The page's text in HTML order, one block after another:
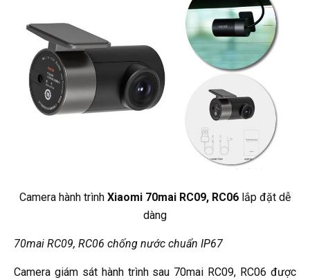
Camera hành trình Xiaomi 70mai RC09, RC06 lắp đặt dễ
dàng
70mai RC09, RC06 chống nước chuẩn IP67
Camera giám sát hành trình sau 70mai RC09, RC06 được